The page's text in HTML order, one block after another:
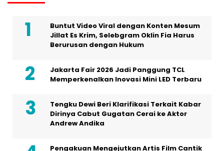
Buntut Video Viral dengan Konten Mesum
Jillat Es Krim, Selebgram Oklin Fia Harus
Berurusan dengan Hukum
Jakarta Fair 2026 Jadi Panggung TCL
Memperkenalkan Inovasi Mini LED Terbaru
Tengku Dewi Beri Klarifikasi Terkait Kabar
Dirinya Cabut Gugatan Cerai ke Aktor
Andrew Andika
Pengakuan Mengejutkan Artis Film Cantik